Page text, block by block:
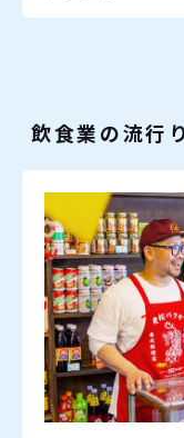
飲食業の流行